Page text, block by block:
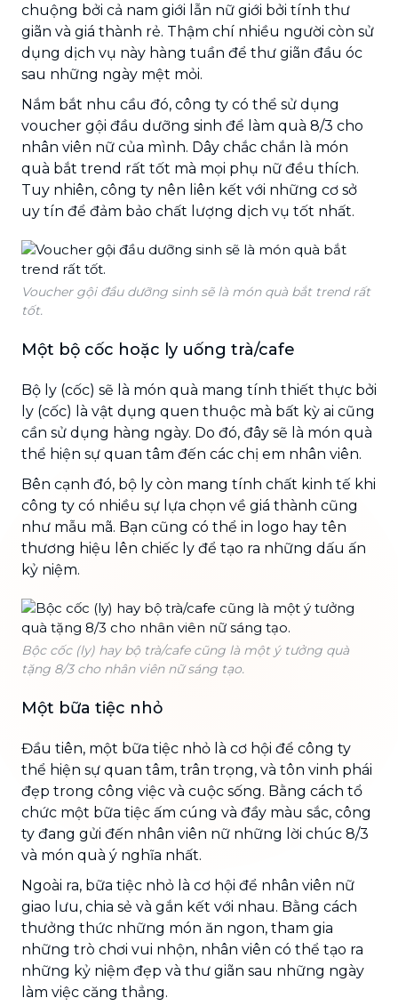
chuộng bởi cả nam giới lẫn nữ giới bởi tính thư
giãn và giá thành rẻ. Thậm chí nhiều người còn sử
dụng dịch vụ này hàng tuần để thư giãn đầu óc
sau những ngày mệt mỏi.
Nắm bắt nhu cầu đó, công ty có thể sử dụng
voucher gội đầu dưỡng sinh để làm quà 8/3 cho
nhân viên nữ của mình. Dây chắc chắn là món
quà bắt trend rất tốt mà mọi phụ nữ đều thích.
Tuy nhiên, công ty nên liên kết với những cơ sở
uy tín để đảm bảo chất lượng dịch vụ tốt nhất.
Voucher gội đầu dưỡng sinh sẽ là món quà bắt trend rất
tốt.
Một bộ cốc hoặc ly uống trà/cafe
Bộ ly (cốc) sẽ là món quà mang tính thiết thực bởi
ly (cốc) là vật dụng quen thuộc mà bất kỳ ai cũng
cần sử dụng hàng ngày. Do đó, đây sẽ là món quà
thể hiện sự quan tâm đến các chị em nhân viên.
Bên cạnh đó, bộ ly còn mang tính chất kinh tế khi
công ty có nhiều sự lựa chọn về giá thành cũng
như mẫu mã. Bạn cũng có thể in logo hay tên
thương hiệu lên chiếc ly để tạo ra những dấu ấn
kỷ niệm.
Bộc cốc (ly) hay bộ trà/cafe cũng là một ý tưởng quà
tặng 8/3 cho nhân viên nữ sáng tạo.
Một bữa tiệc nhỏ
Đầu tiên, một bữa tiệc nhỏ là cơ hội để công ty
thể hiện sự quan tâm, trân trọng, và tôn vinh phái
đẹp trong công việc và cuộc sống. Bằng cách tổ
chức một bữa tiệc ấm cúng và đầy màu sắc, công
ty đang gửi đến nhân viên nữ những lời chúc 8/3
và món quà ý nghĩa nhất.
Ngoài ra, bữa tiệc nhỏ là cơ hội để nhân viên nữ
giao lưu, chia sẻ và gắn kết với nhau. Bằng cách
thưởng thức những món ăn ngon, tham gia
những trò chơi vui nhộn, nhân viên có thể tạo ra
những kỷ niệm đẹp và thư giãn sau những ngày
làm việc căng thẳng.